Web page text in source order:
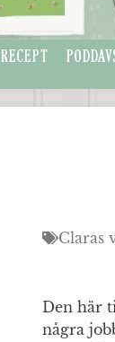
RECEPT
Claras
Den här
några